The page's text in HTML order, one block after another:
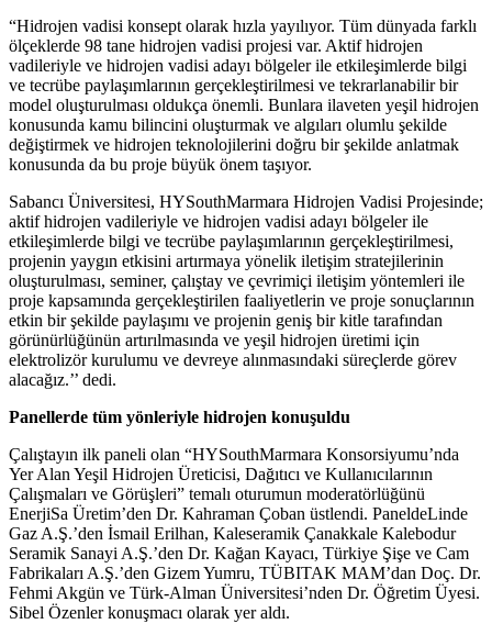
“Hidrojen vadisi konsept olarak hızla yayılıyor. Tüm dünyada farklı
ölçeklerde 98 tane hidrojen vadisi projesi var. Aktif hidrojen
vadileriyle ve hidrojen vadisi adayı bölgeler ile etkileşimlerde bilgi
ve tecrübe paylaşımlarının gerçekleştirilmesi ve tekrarlanabilir bir
model oluşturulması oldukça önemli. Bunlara ilaveten yeşil hidrojen
konusunda kamu bilincini oluşturmak ve algıları olumlu şekilde
değiştirmek ve hidrojen teknolojilerini doğru bir şekilde anlatmak
konusunda da bu proje büyük önem taşıyor.
Sabancı Üniversitesi, HYSouthMarmara Hidrojen Vadisi Projesinde;
aktif hidrojen vadileriyle ve hidrojen vadisi adayı bölgeler ile
etkileşimlerde bilgi ve tecrübe paylaşımlarının gerçekleştirilmesi,
projenin yaygın etkisini artırmaya yönelik iletişim stratejilerinin
oluşturulması, seminer, çalıştay ve çevrimiçi iletişim yöntemleri ile
proje kapsamında gerçekleştirilen faaliyetlerin ve proje sonuçlarının
etkin bir şekilde paylaşımı ve projenin geniş bir kitle tarafından
görünürlüğünün artırılmasında ve yeşil hidrojen üretimi için
elektrolizör kurulumu ve devreye alınmasındaki süreçlerde görev
alacağız.’’ dedi.
Panellerde tüm yönleriyle hidrojen konuşuldu
Çalıştayın ilk paneli olan “HYSouthMarmara Konsorsiyumu’nda
Yer Alan Yeşil Hidrojen Üreticisi, Dağıtıcı ve Kullanıcılarının
Çalışmaları ve Görüşleri” temalı oturumun moderatörlüğünü
EnerjiSa Üretim’den Dr. Kahraman Çoban üstlendi. PaneldeLinde
Gaz A.Ş.’den İsmail Erilhan, Kaleseramik Çanakkale Kalebodur
Seramik Sanayi A.Ş.’den Dr. Kağan Kayacı, Türkiye Şişe ve Cam
Fabrikaları A.Ş.’den Gizem Yumru, TÜBITAK MAM’dan Doç. Dr.
Fehmi Akgün ve Türk-Alman Üniversitesi’nden Dr. Öğretim Üyesi.
Sibel Özenler konuşmacı olarak yer aldı.